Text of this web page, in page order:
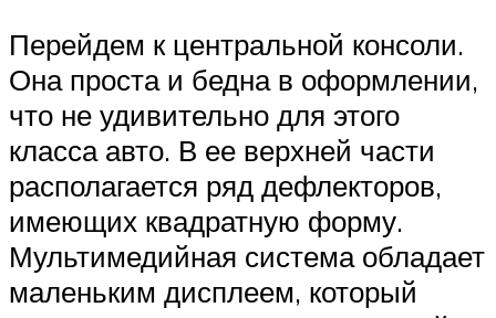
Перейдем к центральной консоли.
Она проста и бедна в оформлении,
что не удивительно для этого
класса авто. В ее верхней части
располагается ряд дефлекторов,
имеющих квадратную форму.
Мультимедийная система обладает
маленьким дисплеем, который